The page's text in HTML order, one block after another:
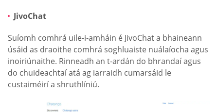
JivoChat
Suíomh comhrá uile-i-amháin é JivoChat a bhaineann
úsáid as draoithe comhrá soghluaiste nuálaíocha agus
inoiriúnaithe. Rinneadh an t-ardán do bhrandaí agus
do chuideachtaí atá ag iarraidh cumarsáid le
custaiméirí a shruthlíniú.